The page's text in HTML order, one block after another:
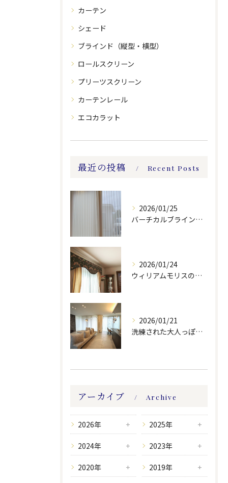
カーテン
シェード
ブラインド（縦型・横型）
ロールスクリーン
プリーツスクリーン
カーテンレール
エコカラット
最近の投稿 Recent Posts
2026/01/25
バーチカルブラインドのレース付きツーウェイスタイル
2026/01/24
ウィリアムモリスの生地ででバランスを製作しました。
2026/01/21
洗練された大人っぽい空間。
アーカイブ Archive
2026年 2025年
2024年 2023年
2020年 2019年